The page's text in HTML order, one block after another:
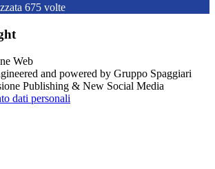
675 volte
and powered by Gruppo Spaggiari
Publishing & New Social Media
dati personali